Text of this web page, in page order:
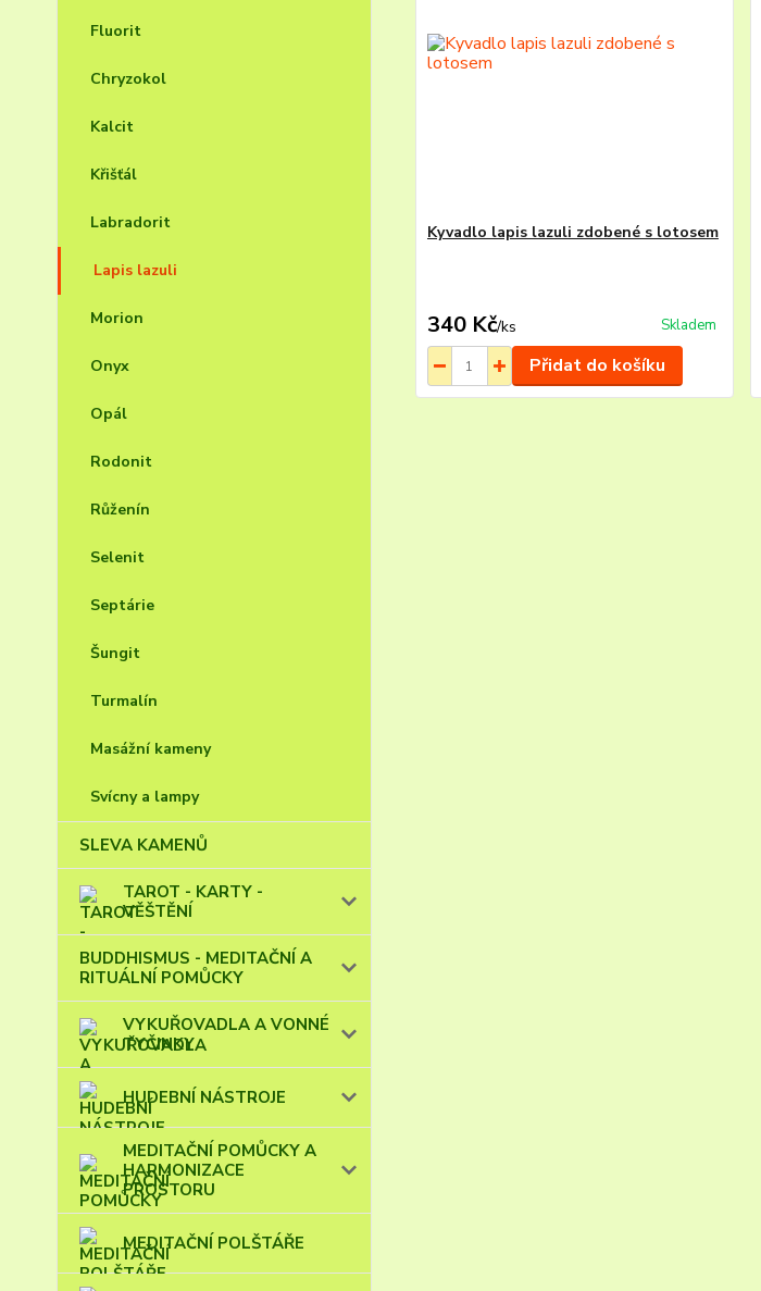
Fluorit
Chryzokol
Kalcit
Křišťál
Labradorit
Lapis lazuli
Morion
Onyx
Opál
Rodonit
Růženín
Selenit
Septárie
Šungit
Turmalín
Masážní kameny
Svícny a lampy
SLEVA KAMENŮ
TAROT - KARTY -
VĚŠTĚNÍ
BUDDHISMUS - MEDITAČNÍ A
RITUÁLNÍ POMŮCKY
VYKUŘOVADLA A VONNÉ
TYČINKY
HUDEBNÍ NÁSTROJE
MEDITAČNÍ POMŮCKY A
HARMONIZACE
PROSTORU
MEDITAČNÍ POLŠTÁŘE
Kyvadlo lapis lazuli zdobené s lotosem
340 Kč/ks Skladem
Přidat do košíku